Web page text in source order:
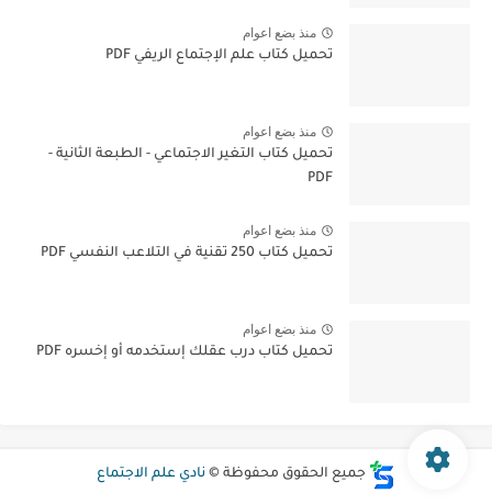
منذ بضع اعوام
تحميل كتاب علم الإجتماع الريفي PDF
منذ بضع اعوام
تحميل كتاب التغير الاجتماعي - الطبعة الثانية -
PDF
منذ بضع اعوام
تحميل كتاب 250 تقنية في التلاعب النفسي PDF
منذ بضع اعوام
تحميل كتاب درب عقلك إستخدمه أو إخسره PDF
جميع الحقوق محفوظة © نادي علم الاجتماع